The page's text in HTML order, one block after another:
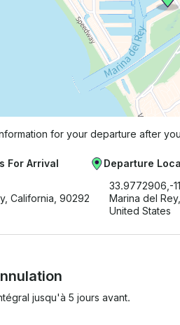
for your departure after
For Arrival
California, 90292
Departure
33.9772906,-
Marina del
United States
jusqu'à 5 jours avant.